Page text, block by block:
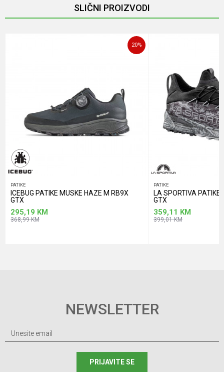
POŠALJI
SLIČNI PROIZVODI
20%
PATIKE
ICEBUG PATIKE MUSKE HAZE M RB9X
GTX
295,19 KM
368,99KM
PATIKE
LA SPORTIVA
GTX
359,11 KM
399,01KM
NEWSLETTER
PRIJAVITE SE